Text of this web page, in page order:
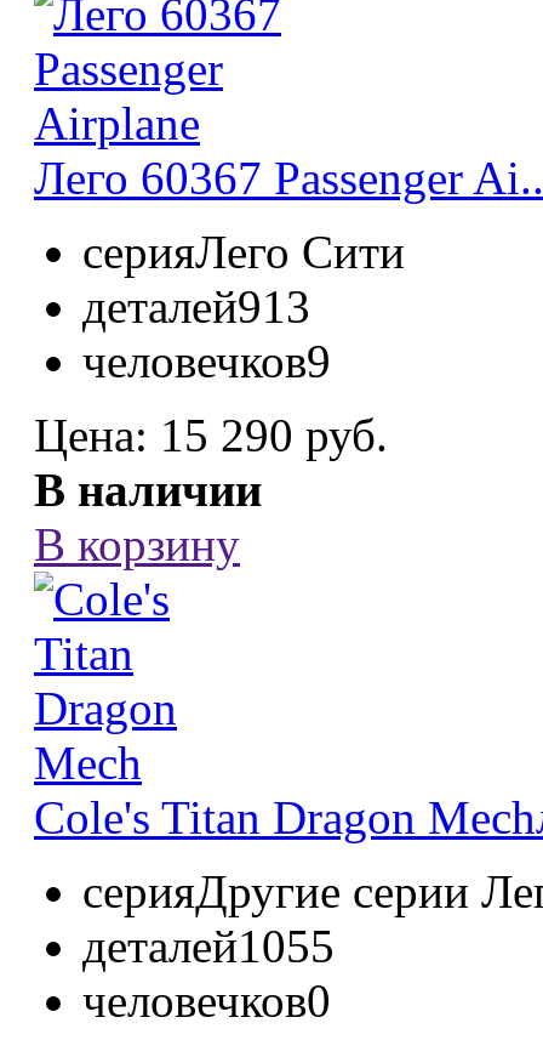
Лего 60367 Passenger
серияЛего Сити
деталей913
человечков9
Цена: 15 290 руб.
В наличии
В корзину
Cole's Titan Dragon Mech
серияДругие серии
деталей1055
человечков0